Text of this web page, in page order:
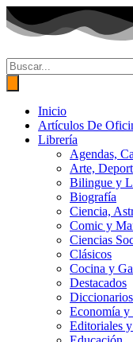
Ir
al
contenido
Búsqueda
de
productos
Inicio
Artículos De
Librería
Agendas,
Arte,
Bilingue y
Biografía
Ciencia,
Comic y
Ciencias
Clásicos
Cocina y
Destacados
Economía y
Editoriales